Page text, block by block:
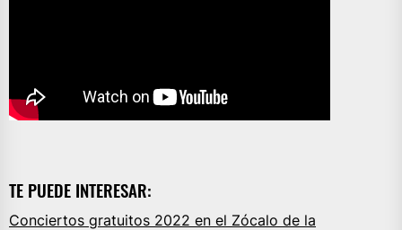
TE PUEDE INTERESAR:
Conciertos gratuitos 2022 en el Zócalo de la